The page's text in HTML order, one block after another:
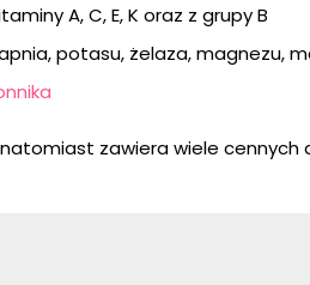
A, C, E, K oraz z grupy B
potasu, żelaza, magnezu,
zawiera wiele cennych